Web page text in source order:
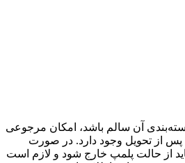
آن سالم باشد، امکان مرجوعی
تا ۲۴ ساعت پس از تحویل وجود دارد. در صورت
از حالت پلمپ خارج شود و لازم است